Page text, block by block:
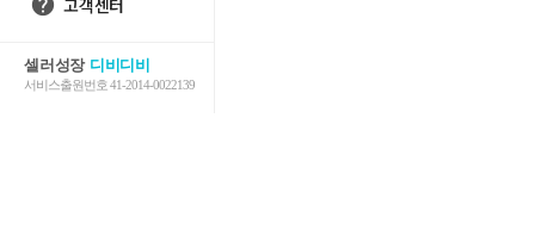
고객센터
셀러성장 디비디비
서비스출원번호 41-2014-0022139